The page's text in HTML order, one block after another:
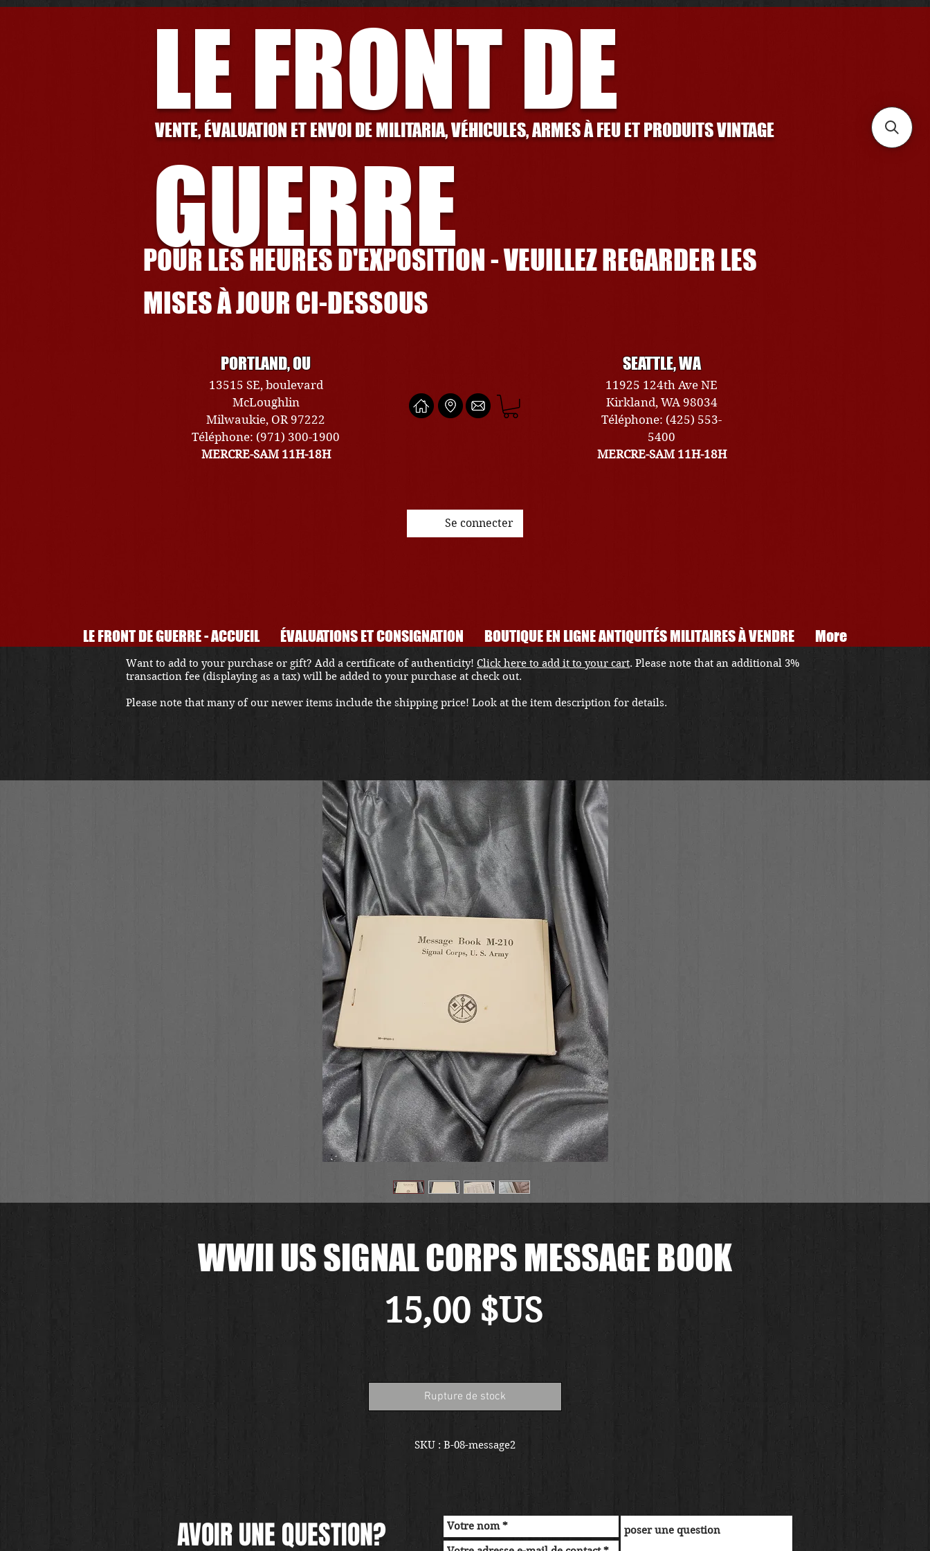
LE FRONT DE
GUERRE
VENTE, ÉVALUATION ET ENVOI DE MILITARIA, VÉHICULES, ARMES À FEU ET PRODUITS VINTAGE
POUR LES HEURES D'EXPOSITION - VEUILLEZ REGARDER LES
MISES À JOUR CI-DESSOUS
PORTLAND, OU
13515 SE, boulevard
McLoughlin
Milwaukie, OR 97222
Téléphone: (971) 300-1900
MERCRE-SAM 11H-18H
SEATTLE, WA
11925 124th Ave NE
Kirkland, WA 98034
Téléphone: (425) 553-
5400
MERCRE-SAM 11H-18H
Se connecter
LE FRONT DE GUERRE - ACCUEIL ÉVALUATIONS ET CONSIGNATION BOUTIQUE EN LIGNE ANTIQUITÉS MILITAIRES À VENDRE More
WWII US SIGNAL CORPS MESSAGE BOOK
15,00 $USPrix
Rupture de stock
SKU : B-08-message2
Want to add to your purchase or gift? Add a certificate of authenticity! Click here to add it to your cart. Please note that an additional 3%
transaction fee (displaying as a tax) will be added to your purchase at check out.
Please note that many of our newer items include the shipping price! Look at the item description for details.
AVOIR UNE QUESTION?